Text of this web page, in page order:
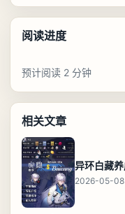
阅读进度
预计阅读 2 分钟
相关文章
2026-05-08